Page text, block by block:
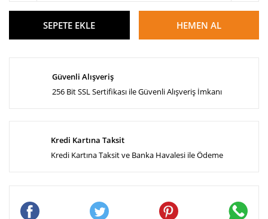
SEPETE EKLE HEMEN AL
Güvenli Alışveriş
256 Bit SSL Sertifikası ile Güvenli Alışveriş İmkanı
Kredi Kartına Taksit
Kredi Kartına Taksit ve Banka Havalesi ile Ödeme